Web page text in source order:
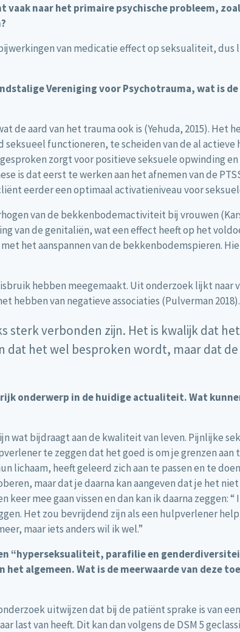
vaak naar het primaire psychische probleem,
van medicatie effect op seksualiteit,
Vereniging voor Psychotrauma, wat is
de aard van het trauma ook is (Yehuda, 2015). Het
functioneren, te scheiden van de al actieve
zorgt voor positieve seksuele opwinding
is dat eerst te werken aan het afnemen van de
eerder een optimaal activatieniveau voor
van de bekkenbodemactiviteit bij vrouwen
van de genitaliën, wat een effect heeft op het
het aanspannen van de bekkenbodemspieren.
hebben meegemaakt. Uit onderzoek lijkt naar
hebben van negatieve associaties (Pulverman 2018).
sterk verbonden zijn. Het is kwalijk dat
het wel besproken wordt, maar dat de
onderwerp in de huidige actualiteit. Wat
wat bijdraagt aan de kwaliteit van leven. Pijnlijke
te zeggen dat het goed is om je grenzen aan
lichaam, heeft geleerd zich aan te passen en te
maar dat je daarna kan aangeven dat je het
mee gaan vissen en dan kan ik daarna zeggen:
Het zou bevrijdend zijn als een hulpverlener
maar iets anders wil ik wel.”
“hyperseksualiteit, parafilie en
algemeen. Wat is de meerwaarde van deze
uitwijzen dat bij de patiënt sprake is van
last van heeft. Dit kan dan volgens de DSM 5